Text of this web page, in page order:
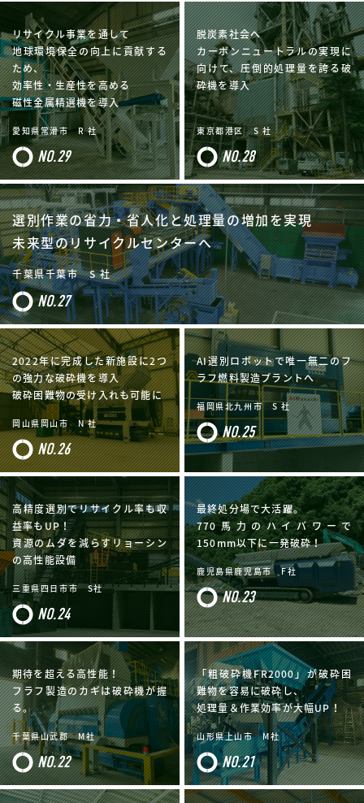
リサイクル事業を通して
地球環境保全の向上に貢献する
ため、
効率性・生産性を高める
磁性金属精選機を導入
愛知県常滑市 R 社
NO.29
脱炭素社会へ
カーボンニュートラルの実現に
向けて、圧倒的処理量を誇る破
砕機を導入
東京都港区 S 社
NO.28
選別作業の省力・省人化と処理量の増加を実現
未来型のリサイクルセンターへ
千葉県千葉市 S 社
NO.27
2022年に完成した新施設に2つ
の強力な破砕機を導入
破砕困難物の受け入れも可能に
岡山県岡山市 N 社
NO.26
AI選別ロボットで唯一無二のフ
ラフ燃料製造プラントへ
福岡県北九州市 S 社
NO.25
高精度選別でリサイクル率も収
益率もUP！
資源のムダを減らすリョーシン
の高性能設備
三重県四日市市 S社
NO.24
最終処分場で大活躍。
770馬力のハイパワーで
150mm以下に一発破砕！
鹿児島県鹿児島市 F社
NO.23
期待を超える高性能！
フラフ製造のカギは破砕機が握
る。
千葉県山武郡 M社
NO.22
「粗破砕機FR2000」が破砕困
難物を容易に破砕し、
処理量＆作業効率が大幅UP！
山形県上山市 M社
NO.21